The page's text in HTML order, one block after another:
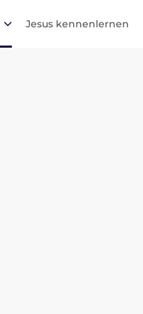
Jesus kennenlernen